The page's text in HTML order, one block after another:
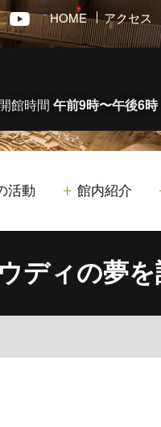
HOME アクセス
開館時間午前9時〜午後6時
活動 館内紹介
ディの夢を